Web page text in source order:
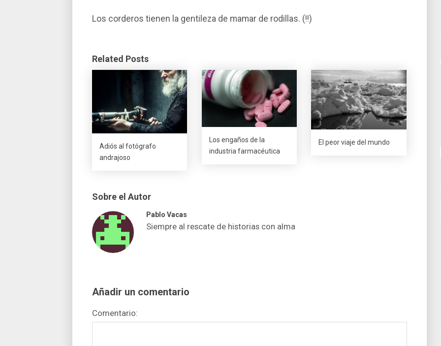
Los corderos tienen la gentileza de mamar de rodillas. (!!)
Related Posts
Adiós al fotógrafo
andrajoso
Los engaños de la
industria farmacéutica
El peor viaje del mundo
Sobre el Autor
Pablo Vacas
Siempre al rescate de historias con alma
Añadir un comentario
Comentario: